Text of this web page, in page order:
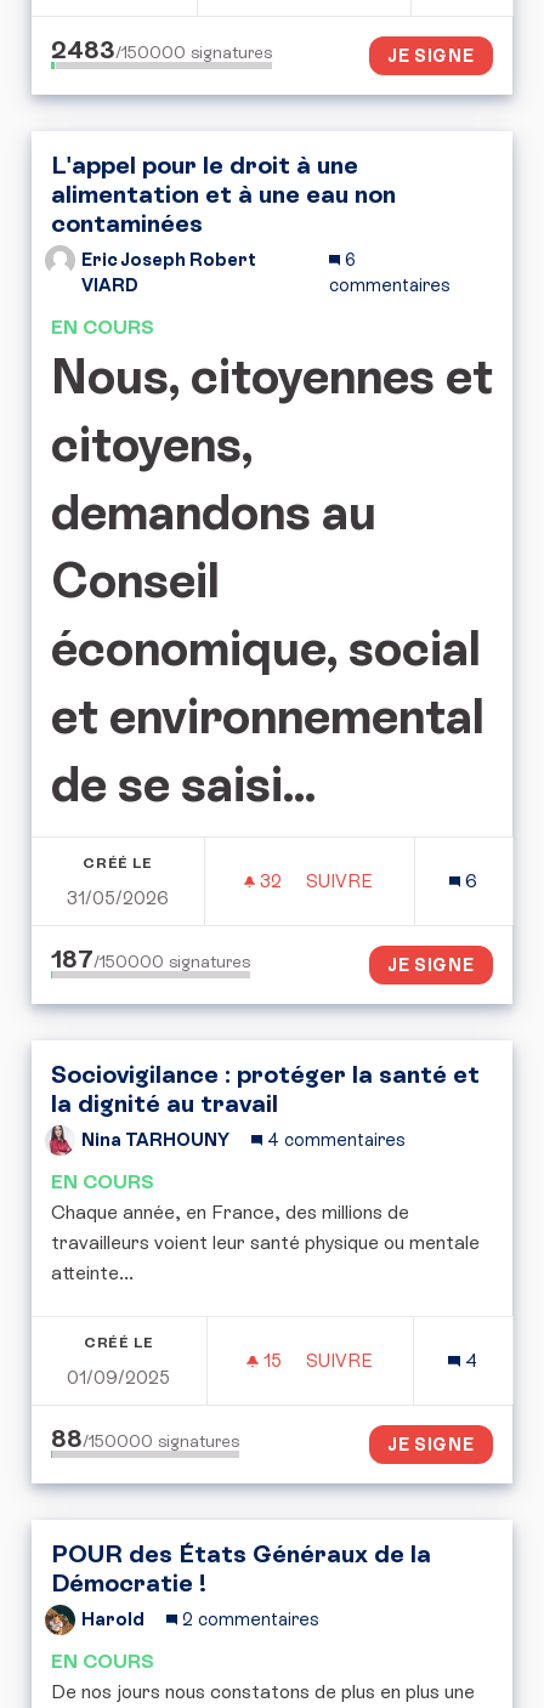
2483/150000 signatures JE SIGNE
L'appel pour le droit à une
alimentation et à une eau non
contaminées
Eric Joseph Robert
VIARD
6
commentaires
EN COURS
Nous, citoyennes et
citoyens,
demandons au
Conseil
économique, social
et environnemental
de se saisi...
CRÉÉ LE
31/05/2026
32 32 ABONNÉS
SUIVRE
6
187/150000 signatures JE SIGNE
Sociovigilance : protéger la santé et
la dignité au travail
Nina TARHOUNY 4 commentaires
EN COURS
Chaque année, en France, des millions de
travailleurs voient leur santé physique ou mentale
atteinte...
CRÉÉ LE
01/09/2025
15 15 ABONNÉS
SUIVRE
4
88/150000 signatures JE SIGNE
POUR des États Généraux de la
Démocratie !
Harold 2 commentaires
EN COURS
De nos jours nous constatons de plus en plus une